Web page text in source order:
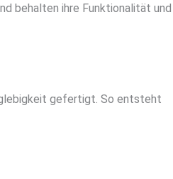
behalten ihre Funktionalität und
gefertigt. So entsteht